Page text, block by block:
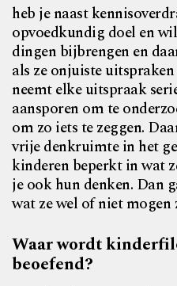
heb je naast
opvoedkundig doel en
dingen bijbrengen en
als ze onjuiste
neemt elke uitspraak
aansporen om te
om zo iets te zeggen.
vrije denkruimte in het
kinderen beperkt in wat
je ook hun denken. Dan
wat ze wel of niet mogen
Waar wordt
beoefend?